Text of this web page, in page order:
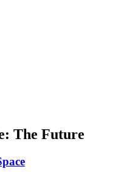
The Future